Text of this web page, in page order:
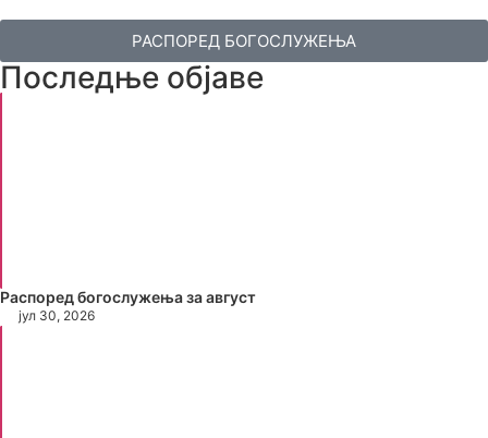
РАСПОРЕД БОГОСЛУЖЕЊА
Последње објаве
Распоред богослужења за август
јул 30, 2026